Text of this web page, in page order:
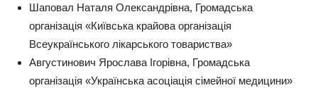
Шаповал Наталя Олександрівна, Громадська
організація «Київська крайова організація
Всеукраїнського лікарського товариства»
Августинович Ярослава Ігорівна, Громадська
організація «Українська асоціація сімейної медицини»